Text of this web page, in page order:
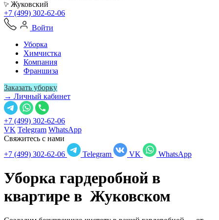
Жуковский
+7 (499) 302-62-06
Войти
Уборка
Химчистка
Компания
Франшиза
Заказать уборку
→ Личный кабинет
+7 (499) 302-62-06
VK Telegram WhatsApp
Свяжитесь с нами
+7 (499) 302-62-06
Telegram VK WhatsApp
Уборка гардеробной в
квартире в Жуковском